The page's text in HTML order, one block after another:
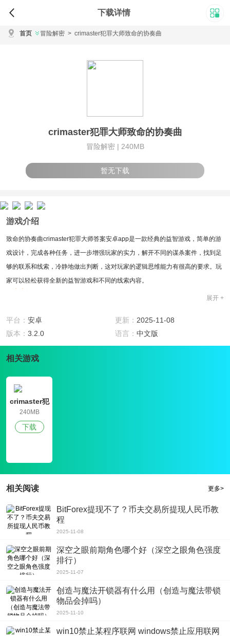
下载详情
首页 冒险解密 > crimaster犯罪大师致命的协奏曲
crimaster犯罪大师致命的协奏曲
冒险解密 | 240MB
暂无下载
游戏介绍
致命的协奏曲crimaster犯罪大师答案安卓app是一款经典的益智游戏，简单的游
戏设计，完成各种任务，进一步增强玩家的实力，解开不同的谋杀案件，找到足
够的联系和线索，冷静地做出判断，这对玩家的逻辑思维能力有很高的要求。玩
家可以轻松获得全新的益智游戏和不同的线索内容。
1、继续前进，找到谜题的正确答案。致命的协奏曲crimaster犯罪大师答案安卓
app是很有趣的;
2、找出每个案例之间的联系，并得出正确的结论。每个案例都有漏洞;
3、冷静地选择不同的情节分支，根据情节引出正确的结局。
玩法攻略
的连接非常重要，并随时跟进推理;
3、找出指定的线索，根据你的推断找到更多有用的答案。
游戏亮点
1、致命的协奏曲crimaster犯罪大师答案安卓app是一款全新的乐趣解锁游戏，
2、保留证据，并从中寻找指纹或其他有用的线索来锁定嫌疑人;
3、许多不同的案件设计，所有这些都是真正的谋杀作为模板。
展开 +
平台： 安卓 更新： 2025-11-08
版本： 3.2.0 语言： 中文版
相关游戏
crimaster犯
罪大师致命
的协奏曲
240MB
下载
相关阅读 更多>
BitForex提现不了？币夫交易所提现人民币教
程
2025-11-08
深空之眼前期角色哪个好（深空之眼角色强度
排行）
2025-11-07
创造与魔法开锁器有什么用（创造与魔法带锁
物品会掉吗）
2025-11-10
win10禁止某程序联网 windows禁止应用联网